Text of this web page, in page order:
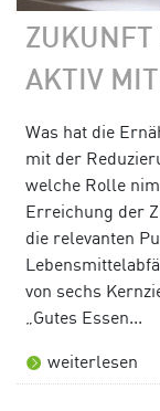
ZUKUNFT
AKTIV
Was hat die
mit der
welche Rolle
Erreichung der
die relevanten
von sechs
„Gutes Essen...
weiterlesen